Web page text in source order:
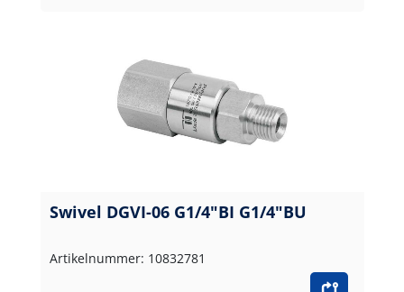
Swivel DGVI-06 G1/4"BI G1/4"BU
Artikelnummer: 10832781